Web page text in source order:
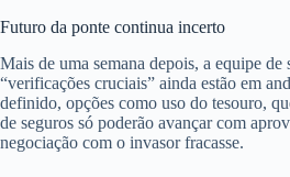
Futuro da ponte continua incerto
Mais de uma semana depois, a equipe de
“verificações cruciais” ainda estão em
definido, opções como uso do tesouro,
de seguros só poderão avançar com
negociação com o invasor fracasse.